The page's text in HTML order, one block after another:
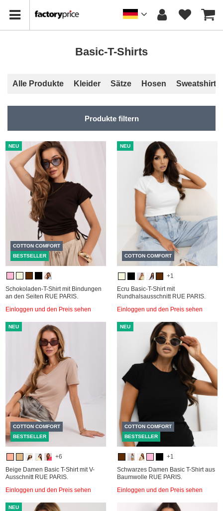
Basic-T-Shirts
Alle Produkte Kleider Sätze Hosen Sweatshirts
Produkte filtern
NEU
COTTON COMFORT
BESTSELLER
Schokoladen-T-Shirt mit Bindungen
an den Seiten RUE PARIS.
Einloggen und den Preis sehen
NEU
COTTON COMFORT
+1
Ecru Basic-T-Shirt mit
Rundhalsausschnitt RUE PARIS.
Einloggen und den Preis sehen
NEU
COTTON COMFORT
BESTSELLER
+6
Beige Damen Basic T-Shirt mit V-
Ausschnitt RUE PARIS.
Einloggen und den Preis sehen
NEU
COTTON COMFORT
BESTSELLER
+1
Schwarzes Damen Basic T-Shirt aus
Baumwolle RUE PARIS.
Einloggen und den Preis sehen
NEU